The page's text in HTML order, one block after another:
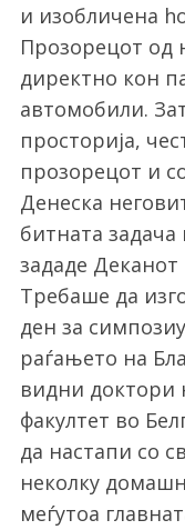
и изобличена
Прозорецот од
директно кон
автомобили.
просторија,
прозорецот и
Денеска
битната
зададе
Требаше да
ден за
раѓањето на
видни доктори
факултет во
да настапи со
неколку
меѓутоа